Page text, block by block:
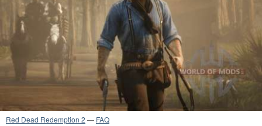
Red Dead Redemption 2 — FAQ